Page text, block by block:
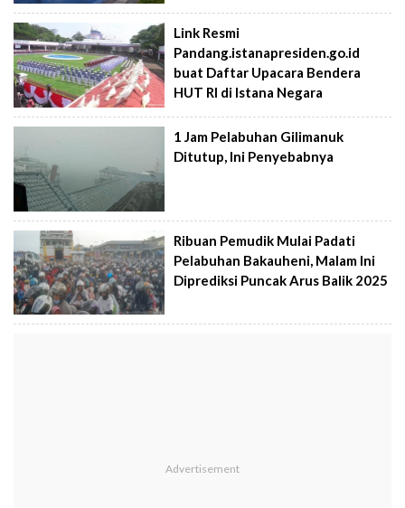
Link Resmi
Pandang.istanapresiden.go.id
buat Daftar Upacara Bendera
HUT RI di Istana Negara
1 Jam Pelabuhan Gilimanuk
Ditutup, Ini Penyebabnya
Ribuan Pemudik Mulai Padati
Pelabuhan Bakauheni, Malam Ini
Diprediksi Puncak Arus Balik 2025